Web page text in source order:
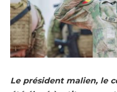
Le président malien, le